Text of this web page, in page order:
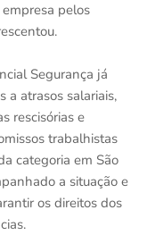
pelos
Segurança já
a atrasos salariais,
rescisórias e
trabalhistas
categoria em São
a situação e
os direitos dos